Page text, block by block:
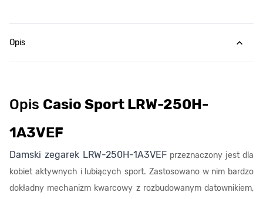
Opis
Opis Casio Sport LRW-250H-
1A3VEF
Damski zegarek LRW-250H-1A3VEF przeznaczony jest dla
kobiet aktywnych i lubiących sport. Zastosowano w nim bardzo
dokładny mechanizm kwarcowy z rozbudowanym datownikiem,